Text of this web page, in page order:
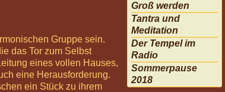
Gruppe sein.
das Tor zum Selbst
eines vollen Hauses,
eine Herausforderung.
ein Stück zu ihrem
Groß werden
Tantra und
Meditation
Der Tempel im
Radio
Sommerpause
2018